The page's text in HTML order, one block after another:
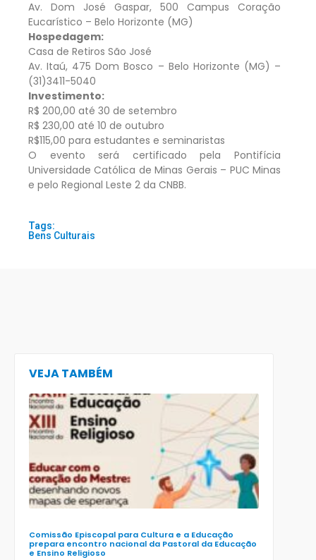
Av. Dom José Gaspar, 500 Campus Coração
Eucarístico – Belo Horizonte (MG)
Hospedagem:
Casa de Retiros São José
Av. Itaú, 475 Dom Bosco – Belo Horizonte (MG) –
(31)3411-5040
Investimento:
R$ 200,00 até 30 de setembro
R$ 230,00 até 10 de outubro
R$115,00 para estudantes e seminaristas
O evento será certificado pela Pontifícia
Universidade Católica de Minas Gerais – PUC Minas
e pelo Regional Leste 2 da CNBB.
Tags:
Bens Culturais
VEJA TAMBÉM
Comissão Episcopal para Cultura e a Educação
prepara encontro nacional da Pastoral da Educação
e Ensino Religioso